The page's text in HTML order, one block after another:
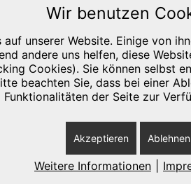
Wir benutzen
unserer Website. Einige von
andere uns helfen, diese
Cookies). Sie können selbst
beachten Sie, dass bei einer
Funktionalitäten der Seite zur
Akzeptieren Ablehnen
Weitere Informationen